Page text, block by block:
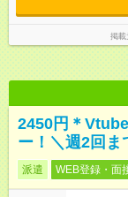
掲載
2450円＊
ー！＼週2回ま
派遣 WEB登録・面